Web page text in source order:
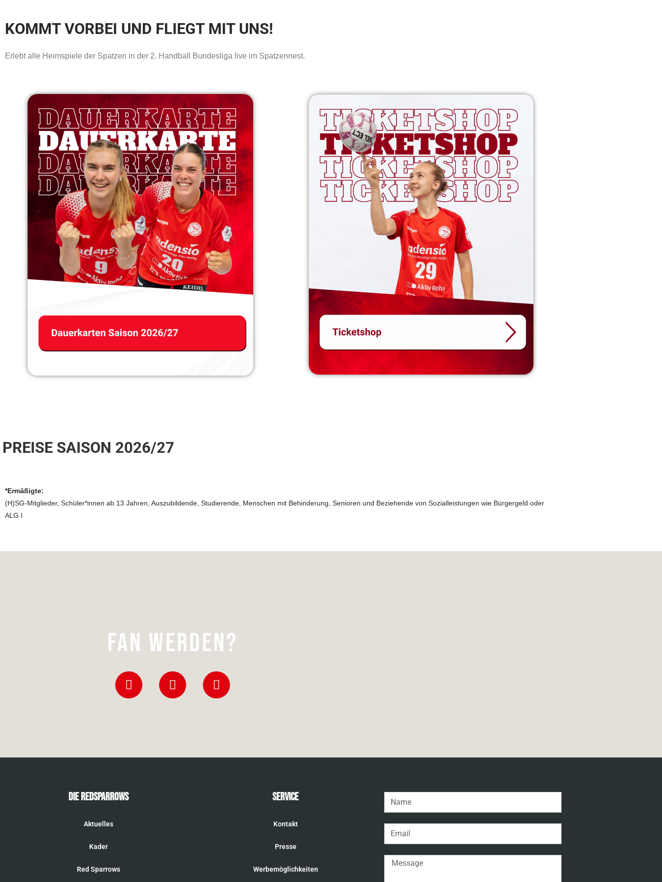
KOMMT VORBEI UND FLIEGT MIT UNS!
Erlebt alle Heimspiele der Spatzen in der 2. Handball Bundesliga live im Spatzennest.
PREISE SAISON 2026/27
*Ermäßigte:
(H)SG-Mitglieder, Schüler*innen ab 13 Jahren, Auszubildende, Studierende, Menschen mit Behinderung, Senioren und Beziehende von Sozialleistungen wie Bürgergeld oder
ALG I
FAN WERDEN?
Die RedSparrows
Aktuelles
Kader
Red Sparrows
Service
Kontakt
Presse
Werbemöglichkeiten